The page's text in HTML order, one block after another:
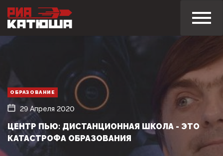
ОБРАЗОВАНИЕ
29 Апреля 2020
ЦЕНТР ПЬЮ: ДИСТАНЦИОННАЯ ШКОЛА - ЭТО
КАТАСТРОФА ОБРАЗОВАНИЯ